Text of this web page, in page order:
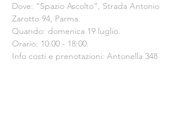
Dove: “Spazio Ascolto”, Strada Antonio
Zarotto 94, Parma.
Quando: domenica 19 luglio.
Orario: 10:00 - 18:00.
Info costi e prenotazioni: Antonella 348